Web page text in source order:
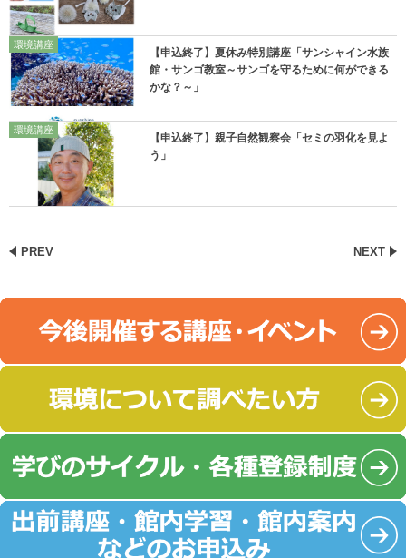
環境講座
【申込終了】夏休み特別講座「サンシャイン水族
館・サンゴ教室～サンゴを守るために何ができる
かな？～」
環境講座
【申込終了】親子自然観察会「セミの羽化を見よ
う」
PREV NEXT